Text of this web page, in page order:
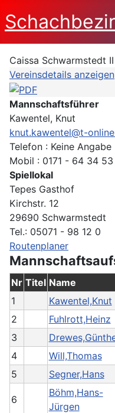
Caissa Schwarmstedt
Vereinsdetails anzeigen
Mannschaftsführer
Kawentel, Knut
knut.kawentel@t-
Telefon : Keine Angabe
Mobil : 0171 - 64 34
Spiellokal
Tepes Gasthof
Kirchstr. 12
29690 Schwarmstedt
Tel.: 05071 - 98 12 0
Routenplaner
Nr Titel Name
1
Kawentel,Knut
2
Fuhlrott,Heinz
3
4
Will,Thomas
5
Segner,Hans
6
Böhm,Hans-
Jürgen